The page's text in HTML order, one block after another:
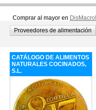
Comprar al mayor en
Proveedores de alimentación
CATÁLOGO DE ALIMENTOS
NATURALES COCINADOS,
S.L.